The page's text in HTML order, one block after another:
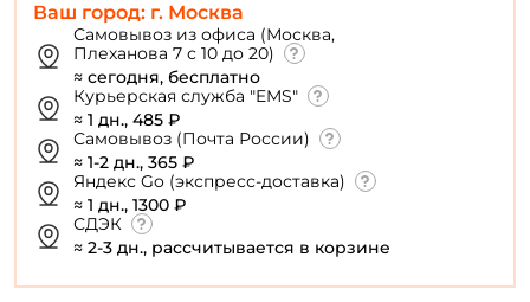
Ваш город: г. Москва
Самовывоз из офиса (Москва,
Плеханова 7 с 10 до 20)
≈ сегодня, бесплатно
Курьерская служба "EMS"
≈ 1 дн., 485 ₽
Самовывоз (Почта России)
≈ 1-2 дн., 365 ₽
Яндекс Go (экспресс-доставка)
≈ 1 дн., 1300 ₽
СДЭК
≈ 2-3 дн., рассчитывается в корзине
Повторите пароль: *
Заполняя данную форму вы соглашаетесь на обработку
персональных данных
Создать аккаунт
У меня уже есть аккаунт